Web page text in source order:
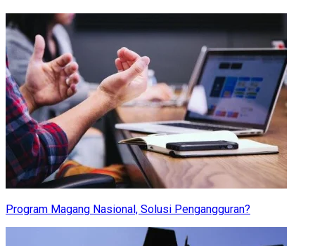
Program Magang Nasional, Solusi Pengangguran?